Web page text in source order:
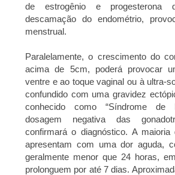
de estrogênio e progesterona
descamação do endométrio,
menstrual.
Paralelamente, o crescimento do
acima de 5cm, poderá provocar
ventre e ao toque vaginal ou à ultra-
confundido com uma gravidez
conhecido como “Síndrome de
dosagem negativa das
confirmará o diagnóstico. A maioria
apresentam com uma dor aguda,
geralmente menor que 24 horas,
prolonguem por até 7 dias.